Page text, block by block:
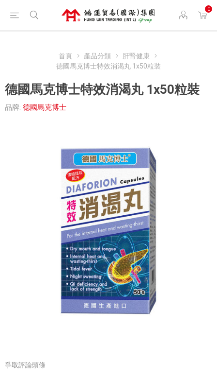
0
首頁 產品分類
肝腎健康
德國馬克博士特效消渴丸 1x50粒裝
德國馬克博士特效消渴丸 1x50粒裝
品牌: 德國馬克博士
爭取評論頭條